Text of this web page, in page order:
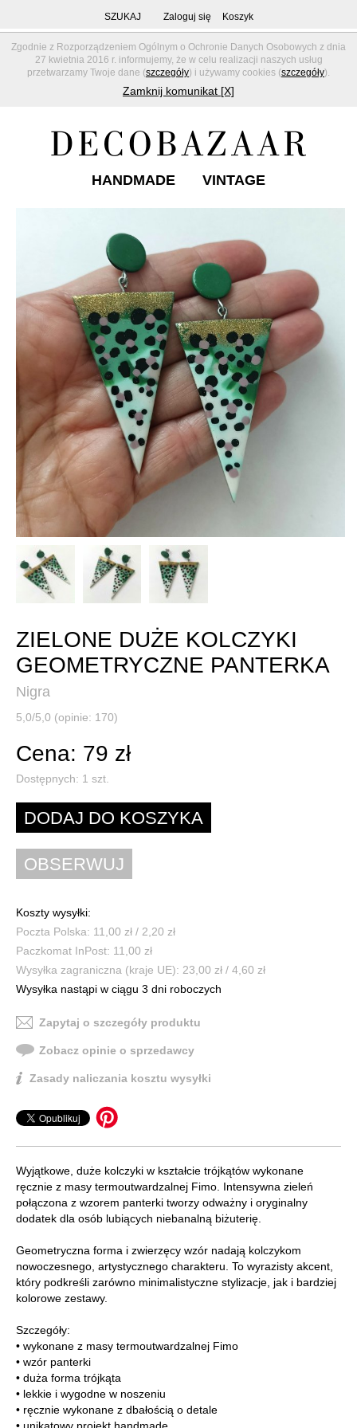
Zgodnie z Rozporządzeniem Ogólnym o Ochronie Danych Osobowych z dnia
27 kwietnia 2016 r. informujemy, że w celu realizacji naszych usług
przetwarzamy Twoje dane (szczegóły) i używamy cookies (szczegóły).
Zamknij komunikat [X]
SZUKAJ Zaloguj się Koszyk
HANDMADE VINTAGE
ZIELONE DUŻE KOLCZYKI
GEOMETRYCZNE PANTERKA
Nigra
5,0/5,0 (opinie: 170)
Cena: 79 zł
Dostępnych: 1 szt.
Koszty wysyłki:
Poczta Polska: 11,00 zł / 2,20 zł
Paczkomat InPost: 11,00 zł
Wysyłka zagraniczna (kraje UE): 23,00 zł / 4,60 zł
Wysyłka nastąpi w ciągu 3 dni roboczych
Zapytaj o szczegóły produktu
Zobacz opinie o sprzedawcy
Zasady naliczania kosztu wysyłki
Wyjątkowe, duże kolczyki w kształcie trójkątów wykonane
ręcznie z masy termoutwardzalnej Fimo. Intensywna zieleń
połączona z wzorem panterki tworzy odważny i oryginalny
dodatek dla osób lubiących niebanalną biżuterię.
Geometryczna forma i zwierzęcy wzór nadają kolczykom
nowoczesnego, artystycznego charakteru. To wyrazisty akcent,
który podkreśli zarówno minimalistyczne stylizacje, jak i bardziej
kolorowe zestawy.
Szczegóły:
• wykonane z masy termoutwardzalnej Fimo
• wzór panterki
• duża forma trójkąta
• lekkie i wygodne w noszeniu
• ręcznie wykonane z dbałością o detale